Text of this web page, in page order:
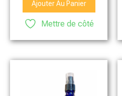
Ajouter Au Panier
Mettre de côté